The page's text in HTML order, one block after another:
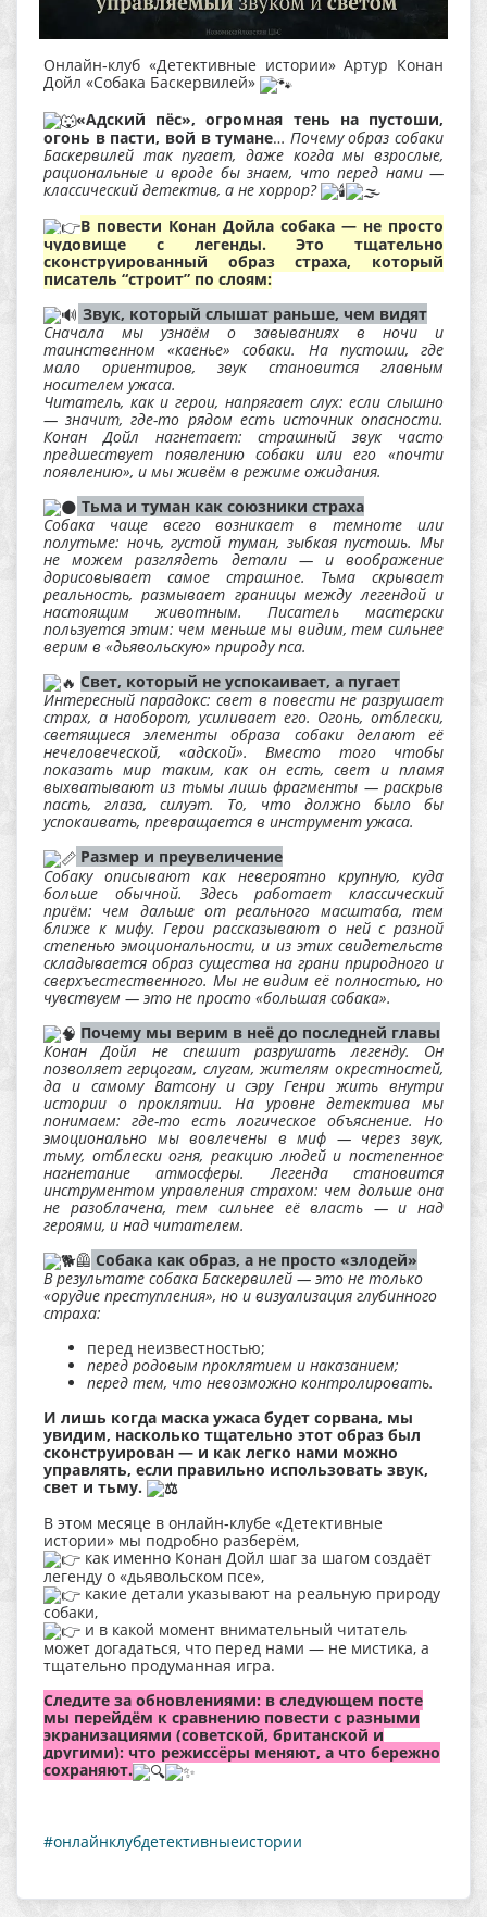
Онлайн‑клуб «Детективные истории» Артур Конан
Дойл «Собака Баскервилей»
«Адский пёс», огромная тень на пустоши,
огонь в пасти, вой в тумане… Почему образ собаки
Баскервилей так пугает, даже когда мы взрослые,
рациональные и вроде бы знаем, что перед нами —
классический детектив, а не хоррор?
В повести Конан Дойла собака — не просто
чудовище с легенды. Это тщательно
сконструированный образ страха, который
писатель “строит” по слоям:
Звук, который слышат раньше, чем видят
Сначала мы узнаём о завываниях в ночи и
таинственном «кае‌нье» собаки. На пустоши, где
мало ориентиров, звук становится главным
носителем ужаса.
Читатель, как и герои, напрягает слух: если слышно
— значит, где-то рядом есть источник опасности.
Конан Дойл нагнетает: страшный звук часто
предшествует появлению собаки или его «почти
появлению», и мы живём в режиме ожидания.
Тьма и туман как союзники страха
Собака чаще всего возникает в темноте или
полутьме: ночь, густой туман, зыбкая пустошь. Мы
не можем разглядеть детали — и воображение
дорисовывает самое страшное. Тьма скрывает
реальность, размывает границы между легендой и
настоящим животным. Писатель мастерски
пользуется этим: чем меньше мы видим, тем сильнее
верим в «дьявольскую» природу пса.
Свет, который не успокаивает, а пугает
Интересный парадокс: свет в повести не разрушает
страх, а наоборот, усиливает его. Огонь, отблески,
светящиеся элементы образа собаки делают её
нечеловеческой, «адской». Вместо того чтобы
показать мир таким, как он есть, свет и пламя
выхватывают из тьмы лишь фрагменты — раскрыв
пасть, глаза, силуэт. То, что должно было бы
успокаивать, превращается в инструмент ужаса.
Размер и преувеличение
Собаку описывают как невероятно крупную, куда
больше обычной. Здесь работает классический
приём: чем дальше от реального масштаба, тем
ближе к мифу. Герои рассказывают о ней с разной
степенью эмоциональности, и из этих свидетельств
складывается образ существа на грани природного и
сверхъестественного. Мы не видим её полностью, но
чувствуем — это не просто «большая собака».
Почему мы верим в неё до последней главы
Конан Дойл не спешит разрушать легенду. Он
позволяет герцогам, слугам, жителям окрестностей,
да и самому Ватсону и сэру Генри жить внутри
истории о проклятии. На уровне детектива мы
понимаем: где-то есть логическое объяснение. Но
эмоционально мы вовлечены в миф — через звук,
тьму, отблески огня, реакцию людей и постепенное
нагнетание атмосферы. Легенда становится
инструментом управления страхом: чем дольше она
не разоблачена, тем сильнее её власть — и над
героями, и над читателем.
‍🦺 Собака как образ, а не просто «злодей»
В результате собака Баскервилей — это не только
«орудие преступления», но и визуализация глубинного
страха:
перед неизвестностью;
перед родовым проклятием и наказанием;
перед тем, что невозможно контролировать.
И лишь когда маска ужаса будет сорвана, мы
увидим, насколько тщательно этот образ был
сконструирован — и как легко нами можно
управлять, если правильно использовать звук,
свет и тьму.
В этом месяце в онлайн‑клубе «Детективные
истории» мы подробно разберём,
как именно Конан Дойл шаг за шагом создаёт
легенду о «дьявольском псе»,
какие детали указывают на реальную природу
собаки,
и в какой момент внимательный читатель
может догадаться, что перед нами — не мистика, а
тщательно продуманная игра.
Следите за обновлениями: в следующем посте
мы перейдём к сравнению повести с разными
экранизациями (советской, британской и
другими): что режиссёры меняют, а что бережно
сохраняют.
#онлайнклубдетективныеистории